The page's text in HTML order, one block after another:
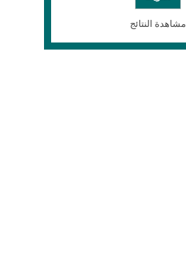
مشاهدة النتائج